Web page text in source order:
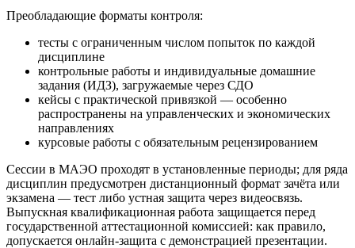
Преобладающие форматы контроля:
тесты с ограниченным числом попыток по каждой
дисциплине
контрольные работы и индивидуальные домашние
задания (ИДЗ), загружаемые через СДО
кейсы с практической привязкой — особенно
распространены на управленческих и экономических
направлениях
курсовые работы с обязательным рецензированием
Сессии в МАЭО проходят в установленные периоды; для ряда
дисциплин предусмотрен дистанционный формат зачёта или
экзамена — тест либо устная защита через видеосвязь.
Выпускная квалификационная работа защищается перед
государственной аттестационной комиссией: как правило,
допускается онлайн-защита с демонстрацией презентации.